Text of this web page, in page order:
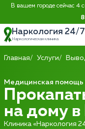
В вашем городе сейчас 4
Наркология 24/7
Наркологическая клиника
Главная Услуги
Медицинская помощь
на дому
Клиника «Наркология